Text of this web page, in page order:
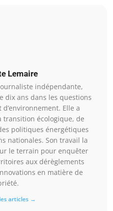
Lemaire
indépendante,
dix ans dans les questions
Elle a
transition écologique, de
politiques énergétiques
nationales. Son travail la
le terrain pour enquêter
aux dérèglements
en matière de
articles →